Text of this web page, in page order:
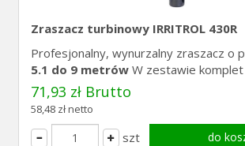
Zraszacz turbinowy IRRITROL 430R
Profesjonalny, wynurzalny zraszacz o
5.1 do 9 metrówW zestawie komplet
71,93 zł Brutto
58,48 zł netto
szt do